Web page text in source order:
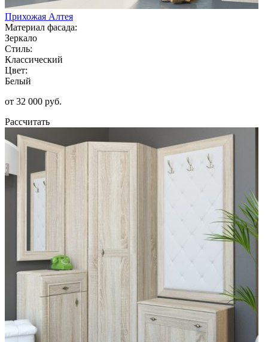
Прихожая Алтея
Материал фасада:
Зеркало
Стиль:
Классический
Цвет:
Белый
от 32 000 руб.
Рассчитать